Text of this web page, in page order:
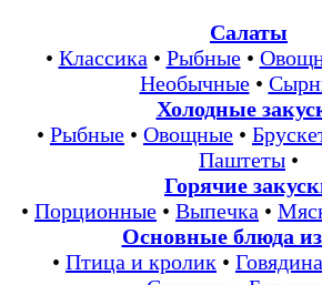
Салаты
• Классика • Рыбные•
Необычные•
Холодные
• Рыбные • Овощные •
Паштеты •
Горячие
• Порционные • Выпечка •
Основные блюда
• Птица и кролик •